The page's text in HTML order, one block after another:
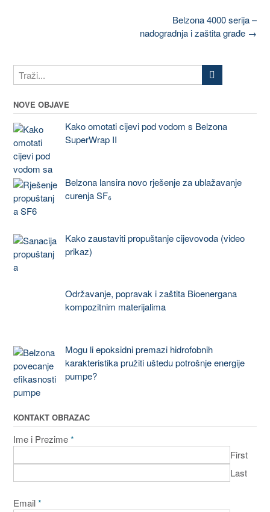
Belzona 4000 serija –
nadogradnja i zaštita građe →
NOVE OBJAVE
Kako omotati cijevi pod vodom s Belzona
SuperWrap II
Belzona lansira novo rješenje za ublažavanje
curenja SF₆
Kako zaustaviti propuštanje cijevovoda (video
prikaz)
Održavanje, popravak i zaštita Bioenergana
kompozitnim materijalima
Mogu li epoksidni premazi hidrofobnih
karakteristika pružiti uštedu potrošnje energije
pumpe?
KONTAKT OBRAZAC
Ime i Prezime*
First
Last
Email*